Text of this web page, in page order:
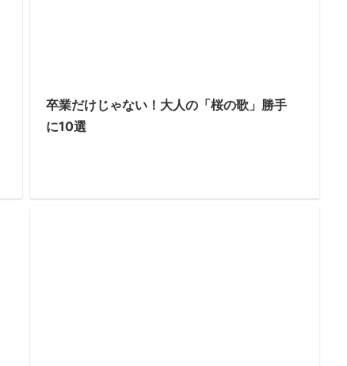
卒業だけじゃない！大人の「桜の歌」勝手
に10選